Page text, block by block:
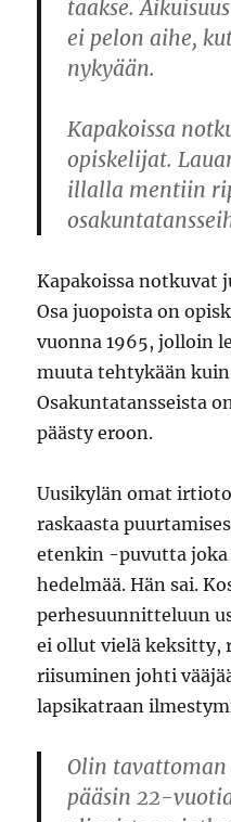
taakse.
ei pelon aihe,
nykyään.
Kapakoissa
opiskelijat.
illalla mentiin
Kapakoissa notkuvat
Osa juopoista on
vuonna 1965, jolloin
muuta tehtykään
Osakuntatansseista
päästy eroon.
Uusikylän omat
raskaasta
etenkin -puvutta joka
hedelmää. Hän sai.
perhesuunnitteluun
ei ollut vielä keksitty,
riisuminen johti
lapsikatraan
Olin
pääsin 22-